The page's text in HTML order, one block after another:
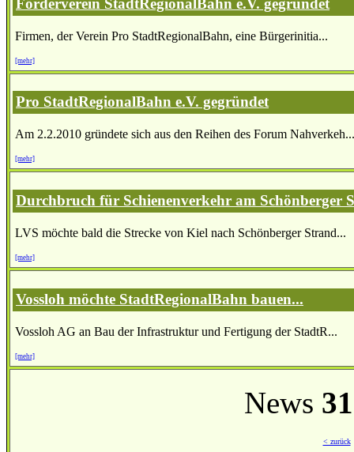
Firmen, der Verein Pro StadtRegionalBahn, eine Bürgerinitia...
[mehr]
Pro StadtRegionalBahn e.V. gegründet
Am 2.2.2010 gründete sich aus den Reihen des Forum Nahverkeh...
[mehr]
Durchbruch für Schienenverkehr am Schönberger
LVS möchte bald die Strecke von Kiel nach Schönberger Strand...
[mehr]
Vossloh möchte StadtRegionalBahn bauen...
Vossloh AG an Bau der Infrastruktur und Fertigung der StadtR...
[mehr]
News
< zurück